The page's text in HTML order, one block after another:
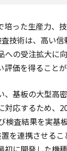
った生産力、
技術は、高い
の受注拡大に
価を得ることが
、基板の大型高
応するため、
検査結果を実基
を連携させるこ